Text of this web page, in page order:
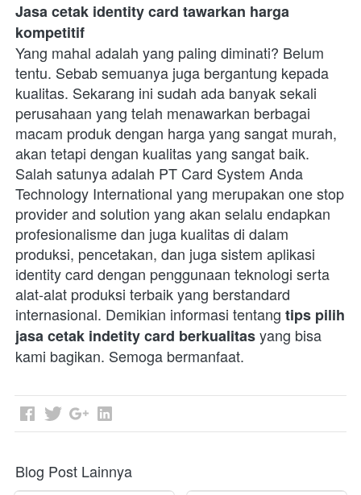
Jasa cetak identity card tawarkan harga
kompetitif
Yang mahal adalah yang paling diminati? Belum
tentu. Sebab semuanya juga bergantung kepada
kualitas. Sekarang ini sudah ada banyak sekali
perusahaan yang telah menawarkan berbagai
macam produk dengan harga yang sangat murah,
akan tetapi dengan kualitas yang sangat baik.
Salah satunya adalah PT Card System Anda
Technology International yang merupakan one stop
provider and solution yang akan selalu endapkan
profesionalisme dan juga kualitas di dalam
produksi, pencetakan, dan juga sistem aplikasi
identity card dengan penggunaan teknologi serta
alat-alat produksi terbaik yang berstandard
internasional. Demikian informasi tentang tips pilih
jasa cetak indetity card berkualitas yang bisa
kami bagikan. Semoga bermanfaat.
Blog Post Lainnya